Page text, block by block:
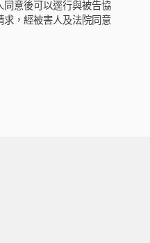
意後可以逕行與被告協
求，經被害人及法院同意